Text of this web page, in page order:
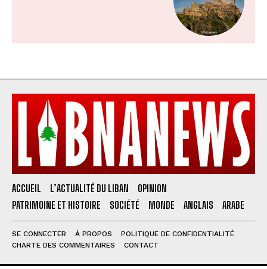
ACCUEIL L’ACTUALITÉ DU LIBAN
OPINION
PATRIMOINE ET HISTOIRE
SOCIÉTÉ MONDE ANGLAIS ARABE
SE CONNECTER À PROPOS
POLITIQUE DE CONFIDENTIALITÉ
CHARTE DES COMMENTAIRES
CONTACT